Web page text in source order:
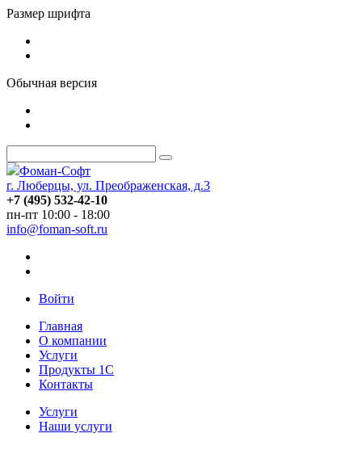
Размер шрифта
Обычная версия
Фоман-Софт
г. Люберцы, ул. Преображенская, д.3
+7 (495) 532-42-10
пн-пт 10:00 - 18:00
info@foman-soft.ru
Войти
Главная
О компании
Услуги
Продукты 1С
Контакты
Услуги
Наши услуги